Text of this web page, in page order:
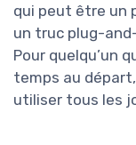
qui peut être un
un truc plug-
Pour quelqu’un
temps au
utiliser tous les